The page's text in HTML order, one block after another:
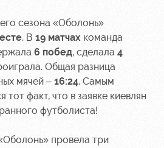
сезона «Оболонь»
. В 19 матчах команда
6 побед, сделала 4
Общая разница
мячей – 16:24. Самым
факт, что в заявке киевлян
футболиста!
провела три